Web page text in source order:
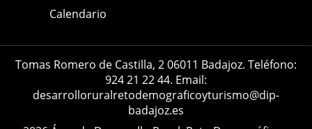
Calendario
Tomas Romero de Castilla, 2 06011 Badajoz. Teléfono:
924 21 22 44. Email:
desarrolloruralretodemograficoyturismo@dip-
badajoz.es